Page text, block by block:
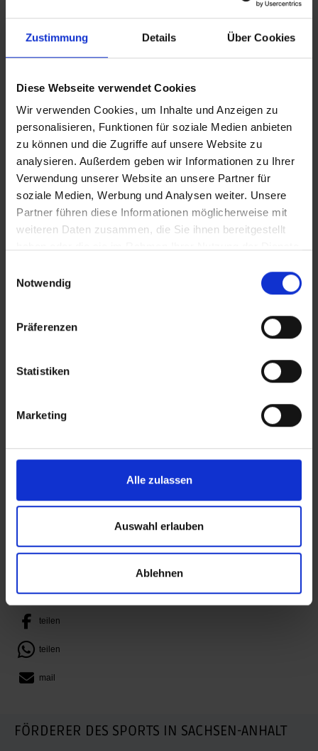
Zustimmung Details Über Cookies
Diese Webseite verwendet Cookies
Wir verwenden Cookies, um Inhalte und Anzeigen zu
personalisieren, Funktionen für soziale Medien anbieten
zu können und die Zugriffe auf unsere Website zu
analysieren. Außerdem geben wir Informationen zu Ihrer
Verwendung unserer Website an unsere Partner für
soziale Medien, Werbung und Analysen weiter. Unsere
Partner führen diese Informationen möglicherweise mit
weiteren Daten zusammen, die Sie ihnen bereitgestellt
Notwendig
Präferenzen
Statistiken
Marketing
Alle zulassen
Auswahl erlauben
Ablehnen
j.deutsch(at)lsb-sachsen-anhalt.de
INTERNE LINKS
Deutsches Sportabzeichen
Sportverein und Schule
SEITE TEILEN
posten
teilen
teilen
mail
FÖRDERER DES SPORTS IN SACHSEN-ANHALT